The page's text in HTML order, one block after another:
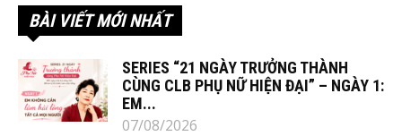
BÀI VIẾT MỚI NHẤT
SERIES “21 NGÀY TRƯỞNG THÀNH
CÙNG CLB PHỤ NỮ HIỆN ĐẠI” – NGÀY 1:
EM...
07/08/2026